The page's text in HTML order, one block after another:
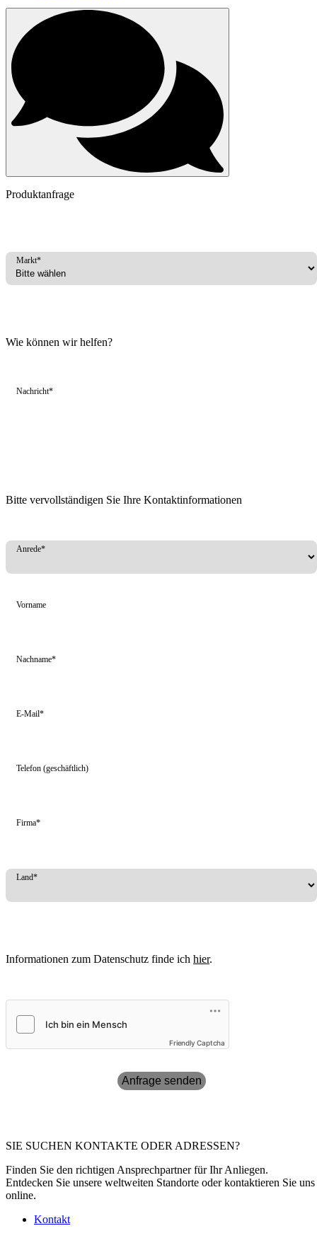
Produktanfrage
Markt*
Wie können wir helfen?
Nachricht*
Bitte vervollständigen Sie Ihre Kontaktinformationen
Anrede*
Vorname
Nachname*
E-Mail*
Telefon (geschäftlich)
Firma*
Land*
Informationen zum Datenschutz finde ich hier.
Friendly Captcha
Anfrage senden
SIE SUCHEN KONTAKTE ODER ADRESSEN?
Finden Sie den richtigen Ansprechpartner für Ihr Anliegen.
Entdecken Sie unsere weltweiten Standorte oder kontaktieren Sie uns
online.
Kontakt